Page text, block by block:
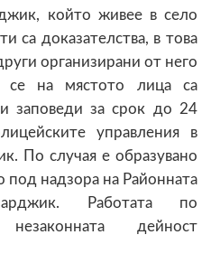
който живее в село
са доказателства, в това
организирани от него
се на мястото лица са
заповеди за срок до 24
управления в
По случая е образувано
под надзора на Районната
Работата по
дейност